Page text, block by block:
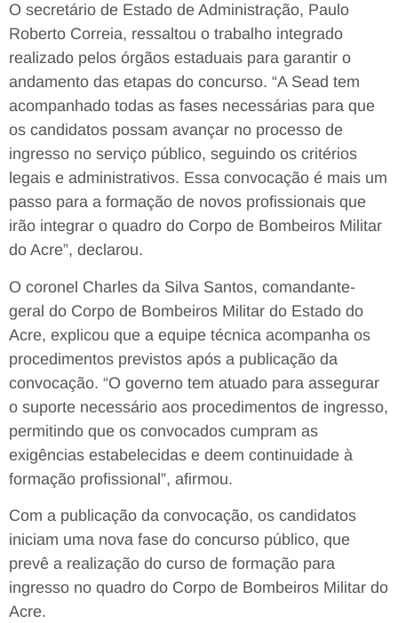
O secretário de Estado de Administração, Paulo
Roberto Correia, ressaltou o trabalho integrado
realizado pelos órgãos estaduais para garantir o
andamento das etapas do concurso. “A Sead tem
acompanhado todas as fases necessárias para que
os candidatos possam avançar no processo de
ingresso no serviço público, seguindo os critérios
legais e administrativos. Essa convocação é mais um
passo para a formação de novos profissionais que
irão integrar o quadro do Corpo de Bombeiros Militar
do Acre”, declarou.
O coronel Charles da Silva Santos, comandante-
geral do Corpo de Bombeiros Militar do Estado do
Acre, explicou que a equipe técnica acompanha os
procedimentos previstos após a publicação da
convocação. “O governo tem atuado para assegurar
o suporte necessário aos procedimentos de ingresso,
permitindo que os convocados cumpram as
exigências estabelecidas e deem continuidade à
formação profissional”, afirmou.
Com a publicação da convocação, os candidatos
iniciam uma nova fase do concurso público, que
prevê a realização do curso de formação para
ingresso no quadro do Corpo de Bombeiros Militar do
Acre.